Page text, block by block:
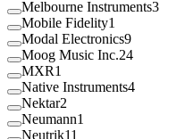
Melbourne Instruments3
Mobile Fidelity1
Modal Electronics9
Moog Music Inc.24
MXR1
Native Instruments4
Nektar2
Neumann1
Neutrik11